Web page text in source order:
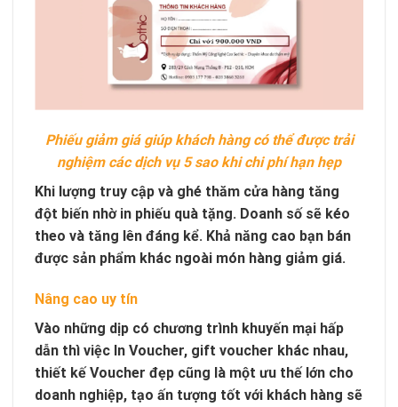
Phiếu giảm giá giúp khách hàng có thể được trải
nghiệm các dịch vụ 5 sao khi chi phí hạn hẹp
Khi lượng truy cập và ghé thăm cửa hàng tăng
đột biến nhờ in phiếu quà tặng. Doanh số sẽ kéo
theo và tăng lên đáng kể. Khả năng cao bạn bán
được sản phẩm khác ngoài món hàng giảm giá.
Nâng cao uy tín
Vào những dịp có chương trình khuyến mại hấp
dẫn thì việc In Voucher, gift voucher khác nhau,
thiết kế Voucher đẹp cũng là một ưu thế lớn cho
doanh nghiệp, tạo ấn tượng tốt với khách hàng sẽ